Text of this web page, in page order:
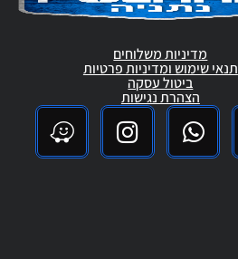
מדיניות משלוחים
תנאי שימוש ומדיניות פרטיות
ביטול עסקה
הצהרת נגישות